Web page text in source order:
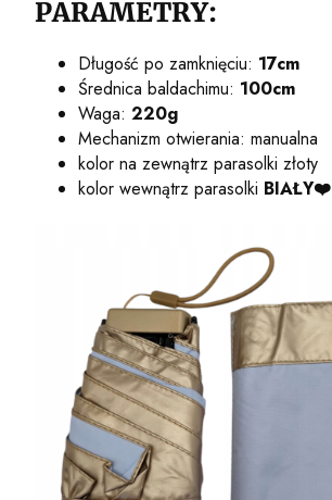
PARAMETRY:
Długość po zamknięciu: 17cm
Średnica baldachimu: 100cm
Waga: 220g
Mechanizm otwierania: manualna
kolor na zewnątrz parasolki złoty
kolor wewnątrz parasolki BIAŁY❤️